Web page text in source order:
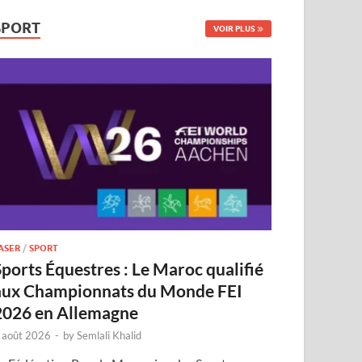
VOIR PLUS
/SPORT
Équestres : Le Maroc qualifié
Championnats du Monde FEI
en Allemagne
2026 - bySemlali Khalid